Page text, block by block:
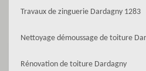
Travaux de zinguerie Dardagny 1283
Nettoyage démoussage de toiture
Rénovation de toiture Dardagny